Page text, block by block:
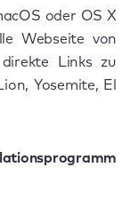
oder OS X
Webseite von
Links zu
Yosemite, El